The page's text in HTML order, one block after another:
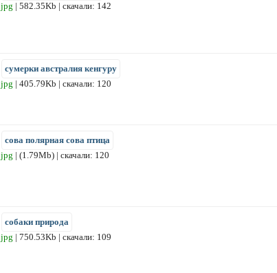
jpg | 582.35Kb | скачали: 142
сумерки австралия кенгуру
jpg | 405.79Kb | скачали: 120
сова полярная сова птица
jpg | (1.79Mb) | скачали: 120
собаки природа
jpg | 750.53Kb | скачали: 109